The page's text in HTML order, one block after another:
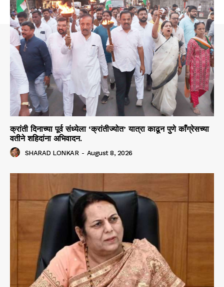
क्रांती दिनाच्या पूर्व संध्येला ‘क्रांतीज्योत’ यात्रा काढून पुणे काँग्रेसच्या
वतीने शहिदांना अभिवादन.
SHARAD LONKAR - August 8, 2026